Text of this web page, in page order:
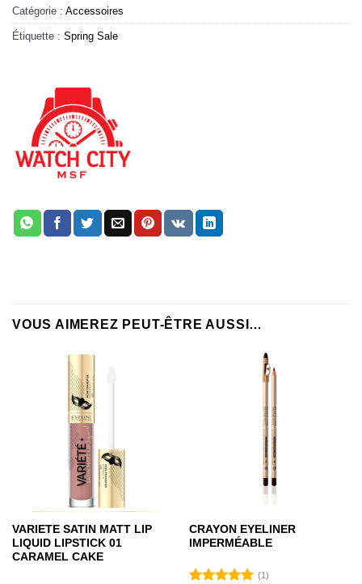
Catégorie : Accessoires
Étiquette : Spring Sale
VOUS AIMEREZ PEUT-ÊTRE AUSSI…
VARIETE SATIN MATT LIP
LIQUID LIPSTICK 01
CARAMEL CAKE
CRAYON EYELINER
IMPERMÉABLE
(1)